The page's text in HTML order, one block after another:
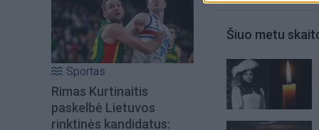
Sportas
Rimas Kurtinaitis
paskelbė Lietuvos
rinktinės kandidatus:
Šiuo metu